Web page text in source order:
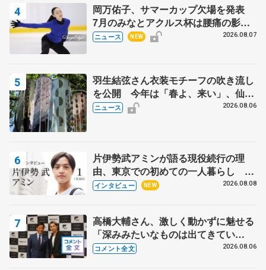
岡万佑子、サマーカップ欠場を発表
7月のみなとアクルス杯は腰痛の影響
で
ニュース NEW 2026.08.07
羽生結弦さん衣装モチーフの吹き流し
を公開 今年は「春よ、来い」、仙台
の瑞鳳殿
ニュース 2026.08.06
片伊勢武アミンが語る現役続行の理
由、東京での初めての一人暮らし 注
目スケーターの「今」に迫る
インタビュー NEW 2026.08.08
高橋大輔さん、激しく動かずに魅せる
「深みみたいなものは出てきてい
る？」 〝兄さん〟と慕うレジェンド
コメント全文 2026.08.06